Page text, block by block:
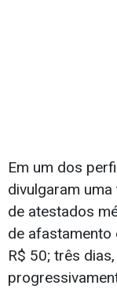
Em um dos
divulgaram
de atestados
de afastamento
R$ 50; três